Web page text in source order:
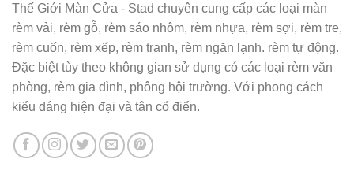
Thế Giới Màn Cửa - Stad chuyên cung cấp các loại màn
rèm vải, rèm gỗ, rèm sáo nhôm, rèm nhựa, rèm sợi, rèm tre,
rèm cuốn, rèm xếp, rèm tranh, rèm ngăn lạnh. rèm tự động.
Đặc biệt tùy theo không gian sử dụng có các loại rèm văn
phòng, rèm gia đình, phông hội trường. Với phong cách
kiểu dáng hiện đại và tân cổ điển.